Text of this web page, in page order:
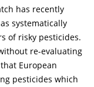
has recently
systematically
of risky pesticides.
re-evaluating
European
pesticides which